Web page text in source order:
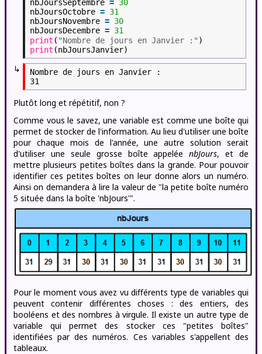
nbJoursSeptembre = 30
nbJoursOctobre = 31
nbJoursNovembre = 30
nbJoursDecembre = 31
print ( "Nombre de jours en Janvier :" )
print (nbJoursJanvier)
↳
Nombre de jours en Janvier :
Plutôt long et répétitif, non ?
Comme vous le savez, une variable est comme une boîte qui
permet de stocker de l'information. Au lieu d'utiliser une boîte
pour chaque mois de l'année, une autre solution serait
d'utiliser une seule grosse boîte appeléenbJours, et de
mettre plusieurs petites boîtes dans la grande. Pour pouvoir
identifier ces petites boîtes on leur donne alors un numéro.
Ainsi on demandera à lire la valeur de "la petite boîte numéro
5 située dans la boîte 'nbJours'".
Pour le moment vous avez vu différents type de variables qui
peuvent contenir différentes choses : des entiers, des
booléens et des nombres à virgule. Il existe un autre type de
variable qui permet des stocker ces "petites boîtes"
identifiées par des numéros. Ces variables s'appellent des
tableaux.